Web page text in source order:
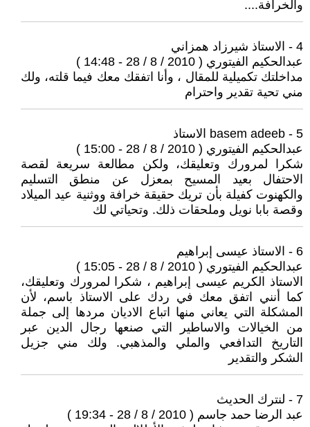
والخرافة....
4 - الاستاذ شيرزاد همزاني
عبدالحكيم الفيتوري ( 2010 / 8 / 28 - 14:48 )
مداخلتك تكميلية للمقال ، وأنا اتفقك معك فيما قلته، ولك
مني تحية تقدير واحترام
5 - basem adeeb الاستاذ
عبدالحكيم الفيتوري ( 2010 / 8 / 28 - 15:00 )
شكرا لمرورك وتعليقك، ولكن مطالعة سريعة لقصة
الاحتفال بعيد المسيح بمعزل عن منطق التسليم
والكهنوت كفيلة بأن تريك حقيقة خرافة ووثنية عيد الميلاد
وقصة بابا نويل وملحقات ذلك. وتحياتي لك
6 - الاستاذ عيسى إبراهيم
عبدالحكيم الفيتوري ( 2010 / 8 / 28 - 15:05 )
الاستاذ الكريم عيسى إبراهيم ، شكرا لمرورك وتعليقك،
كما أنني اتفق معك في ردك على الاستاذ باسم، لأن
المشكلة التي يعاني منها اتباع الاديان مردها إلى جملة
من الخيالات والاساطير التي صنعها رجال الدين عبر
التاريخ التدافعي والملي والمذهبي. ولك مني جزيل
الشكر والتقدير
7 - لنترك الحديث
عبد الرضا حمد جاسم ( 2010 / 8 / 28 - 19:34 )